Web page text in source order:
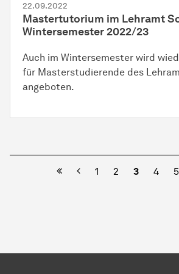
22.09.2022
Mastertutorium im Lehramt
Wintersemester 2022/23
Auch im Wintersemester wird
für Masterstudierende des
angeboten.
Vorherige
1 2 3 4 5